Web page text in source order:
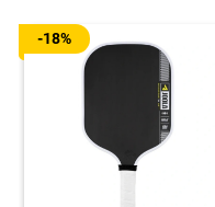
- Chu vi tay cầm: 4.25
3. Đối tượng
Pickleball
800S 14mm
-18%